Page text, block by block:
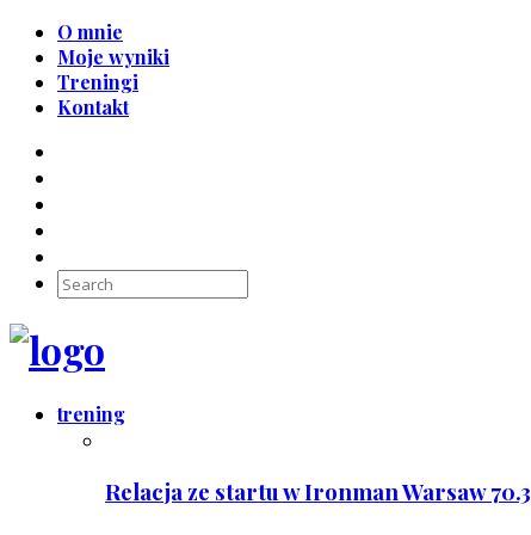
O mnie
Moje wyniki
Treningi
Kontakt
trening
Relacja ze startu w Ironman Warsaw 70.3